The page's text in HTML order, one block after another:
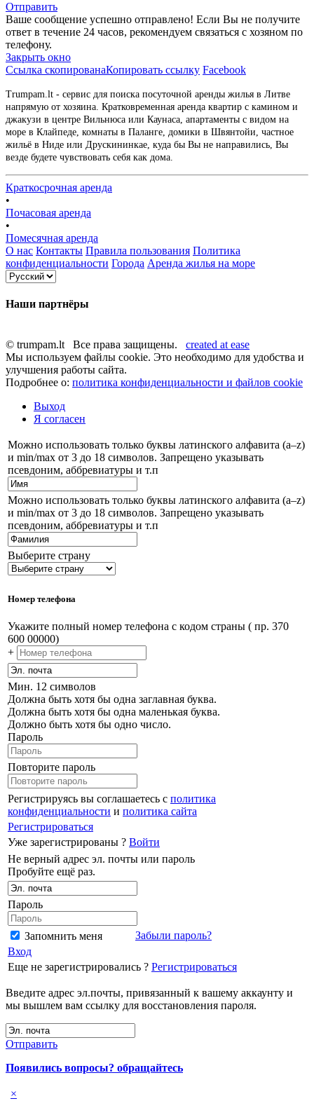
Отправить
Ваше сообщение успешно отправлено! Если Вы не получите
ответ в течение 24 часов, рекомендуем связаться с хозяном по
телефону.
Закрыть окно
Ссылка скопированаКопировать ссылку Facebook
Trumpam.lt - сервис для поиска посуточной аренды жилья в Литве
напрямую от хозяина. Кратковременная аренда квартир с камином и
джакузи в центре Вильнюса или Каунаса, апартаменты с видом на
море в Клайпеде, комнаты в Паланге, домики в Швянтойи, частное
жильё в Ниде или Друскининкае, куда бы Вы не направились, Вы
везде будете чувствовать себя как дома.
Краткосрочная аренда
•
Почасовая аренда
•
Помесячная аренда
О нас Контакты Правила пользования Политика
конфиденциальности Города Аренда жилья на море
Наши партнёры
© trumpam.lt Все права защищены. created at ease
Мы используем файлы cookie. Это необходимо для удобства и
улучшения работы сайта.
Подробнее о: политика конфиденциальности и файлов cookie
Выход
Я согласен
Можно использовать только буквы латинского алфавита (a–z)
и min/max от 3 до 18 символов. Запрещено указывать
псевдоним, аббревиатуры и т.п
Можно использовать только буквы латинского алфавита (a–z)
и min/max от 3 до 18 символов. Запрещено указывать
псевдоним, аббревиатуры и т.п
Выберите страну
Номер телефона
Укажите полный номер телефона с кодом страны ( пр. 370
600 00000)
+
Мин. 12 символов
Должна быть хотя бы одна заглавная буква.
Должна быть хотя бы одна маленькая буква.
Должно быть хотя бы одно число.
Пароль
Повторите пароль
Регистрируясь вы соглашаетесь с политика
конфиденциальности и политика сайта
Регистрироваться
Уже зарегистрированы ? Войти
Не верный адрес эл. почты или пароль
Пробуйте ещё раз.
Пароль
Запомнить меня
Забыли пароль?
Вход
Еще не зарегистрировались ? Регистрироваться
Введите адрес эл.почты, привязанный к вашему аккаунту и
мы вышлем вам ссылку для восстановления пароля.
Отправить
Появились вопросы? обращайтесь
×